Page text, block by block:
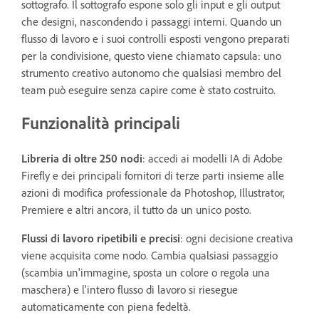
sottografo. Il sottografo espone solo gli input e gli output
che designi, nascondendo i passaggi interni. Quando un
flusso di lavoro e i suoi controlli esposti vengono preparati
per la condivisione, questo viene chiamato capsula: uno
strumento creativo autonomo che qualsiasi membro del
team può eseguire senza capire come è stato costruito.
Funzionalità principali
Libreria di oltre 250 nodi: accedi ai modelli IA di Adobe
Firefly e dei principali fornitori di terze parti insieme alle
azioni di modifica professionale da Photoshop, Illustrator,
Premiere e altri ancora, il tutto da un unico posto.
Flussi di lavoro ripetibili e precisi: ogni decisione creativa
viene acquisita come nodo. Cambia qualsiasi passaggio
(scambia un'immagine, sposta un colore o regola una
maschera) e l'intero flusso di lavoro si riesegue
automaticamente con piena fedeltà.